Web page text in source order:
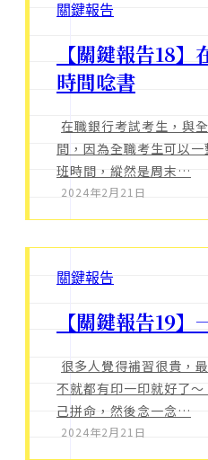
關鍵報告
【關鍵報告18
時間唸書
在職銀行考試考生，與
間，因為全職考生可以
班時間，縱然是周末…
2024年2月21日
關鍵報告
【關鍵報告19】
很多人覺得補習很貴，
不就都有印一印就好了
己拼命，然後念一念…
2024年2月21日